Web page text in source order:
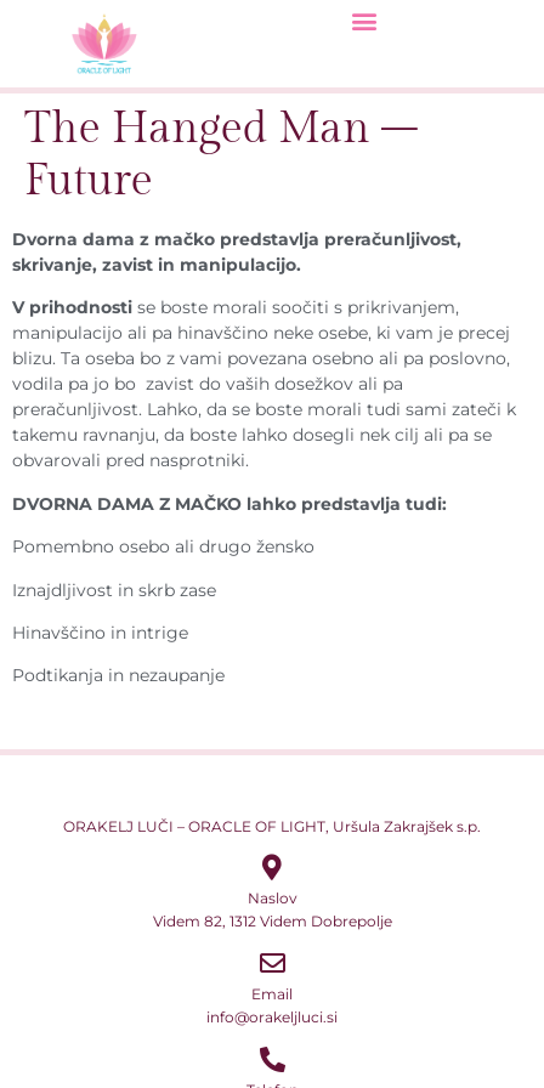
The Hanged Man –
Future
Dvorna dama z mačko predstavlja preračunljivost,
skrivanje, zavist in manipulacijo.
V prihodnosti se boste morali soočiti s prikrivanjem,
manipulacijo ali pa hinavščino neke osebe, ki vam je precej
blizu. Ta oseba bo z vami povezana osebno ali pa poslovno,
vodila pa jo bo zavist do vaših dosežkov ali pa
preračunljivost. Lahko, da se boste morali tudi sami zateči k
takemu ravnanju, da boste lahko dosegli nek cilj ali pa se
obvarovali pred nasprotniki.
DVORNA DAMA Z MAČKO lahko predstavlja tudi:
Pomembno osebo ali drugo žensko
Iznajdljivost in skrb zase
Hinavščino in intrige
Podtikanja in nezaupanje
ORAKELJ LUČI – ORACLE OF LIGHT, Uršula Zakrajšek s.p.
Naslov
Videm 82, 1312 Videm Dobrepolje
Email
info@orakeljluci.si